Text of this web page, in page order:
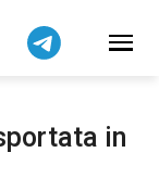
in